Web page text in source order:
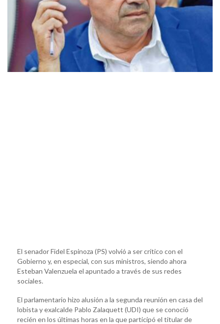
El senador Fidel Espinoza (PS) volvió a ser crítico con el
Gobierno y, en especial, con sus ministros, siendo ahora
Esteban Valenzuela el apuntado a través de sus redes
sociales.
El parlamentario hizo alusión a la segunda reunión en casa del
lobista y exalcalde Pablo Zalaquett (UDI) que se conoció
recién en los últimas horas en la que participó el titular de